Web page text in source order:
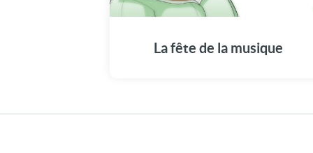
La fête de la musique